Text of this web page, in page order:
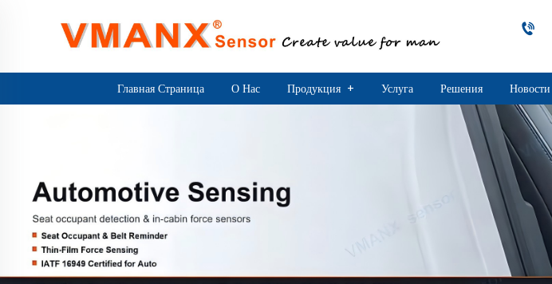
Главная Страница О Нас Продукция + Услуга Решения Новости